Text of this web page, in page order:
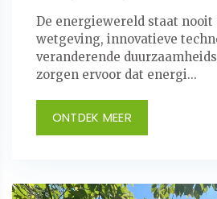
De energiewereld staat nooit
wetgeving, innovatieve
veranderende
zorgen ervoor dat energi...
ONTDEK MEER